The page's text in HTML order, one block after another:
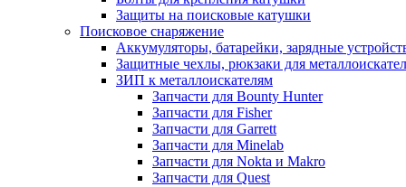
Защиты на поисковые катушки
Поисковое снаряжение
Аккумуляторы, батарейки, зарядные
Защитные чехлы, рюкзаки для
ЗИП к металлоискателям
Запчасти для Bounty Hunter
Запчасти для Fisher
Запчасти для Garrett
Запчасти для Minelab
Запчасти для Nokta и Makro
Запчасти для Quest